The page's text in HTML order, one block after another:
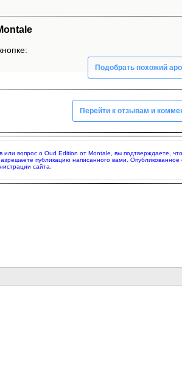
Подобрать похожий
Перейти к отзывам и
вопрос о Oud Edition от Montale, вы подтверждаете,
публикацию написанного вами. Опубликованное
сайта.